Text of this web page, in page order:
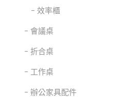
效率櫃
會議桌
折合桌
工作桌
辦公家具配件